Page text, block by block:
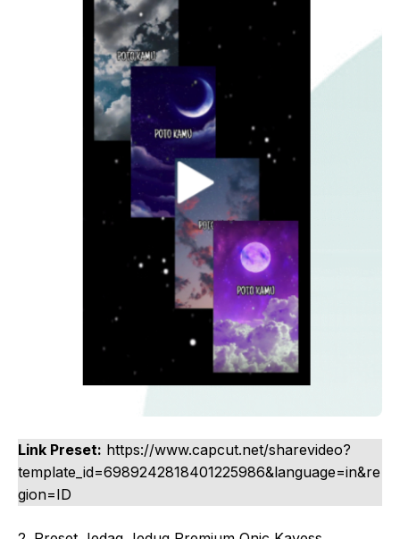
Link Preset: https://www.capcut.net/sharevideo?
template_id=6989242818401225986&language=in&re
gion=ID